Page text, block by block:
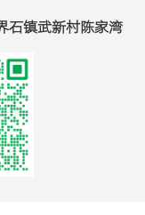
石镇武新村陈家湾